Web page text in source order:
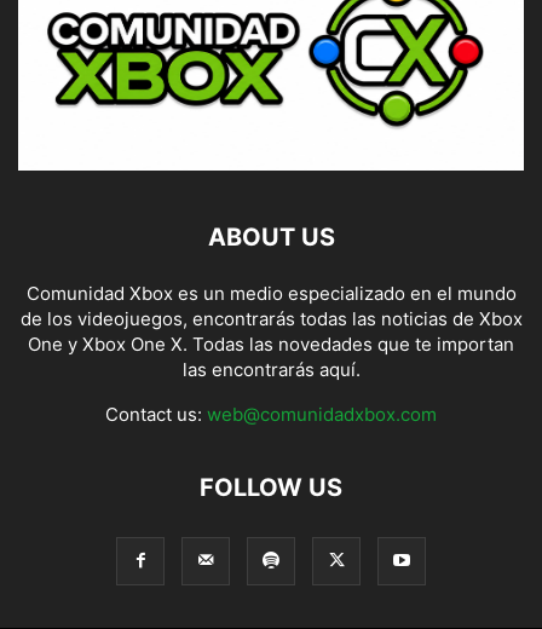
ABOUT US
Comunidad Xbox es un medio especializado en el mundo
de los videojuegos, encontrarás todas las noticias de Xbox
One y Xbox One X. Todas las novedades que te importan
las encontrarás aquí.
Contact us: web@comunidadxbox.com
FOLLOW US